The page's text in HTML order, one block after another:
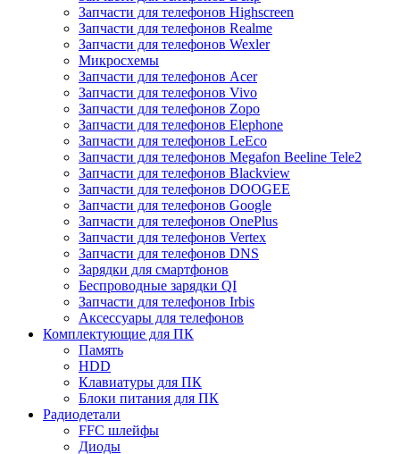
Запчасти для телефонов Highscreen
Запчасти для телефонов Realme
Запчасти для телефонов Wexler
Микросхемы
Запчасти для телефонов Acer
Запчасти для телефонов Vivo
Запчасти для телефонов Zopo
Запчасти для телефонов Elephone
Запчасти для телефонов LeEco
Запчасти для телефонов Megafon Beeline Tele2
Запчасти для телефонов Blackview
Запчасти для телефонов DOOGEE
Запчасти для телефонов Google
Запчасти для телефонов OnePlus
Запчасти для телефонов Vertex
Запчасти для телефонов DNS
Зарядки для смартфонов
Беспроводные зарядки QI
Запчасти для телефонов Irbis
Аксессуары для телефонов
Комплектующие для ПК
Память
HDD
Клавиатуры для ПК
Блоки питания для ПК
Радиодетали
FFC шлейфы
Диоды